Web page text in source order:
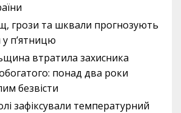
грози та шквали прогнозують
п’ятницю
втратила захисника
понад два роки
безвісти
зафіксували температурний